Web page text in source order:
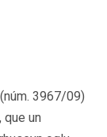
3967/09)
un